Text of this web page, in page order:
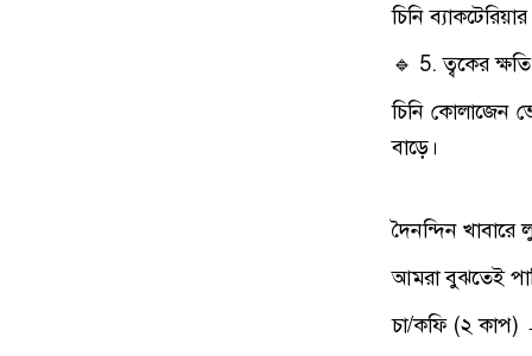
চিনি
🔹 5. ত্বকের ক্ষতি
চিনি কোলাজেন
বাড়ে।
দৈনন্দিন খাবারে
আমরা বুঝতেই
চা/কফি (২ কাপ)